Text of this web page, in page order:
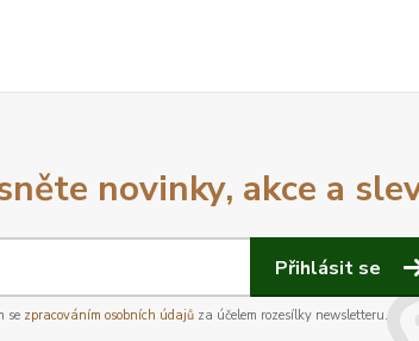
novinky, akce a
Přihlásit se
se zpracováním osobních údajů za účelem rozesílky newsletteru.